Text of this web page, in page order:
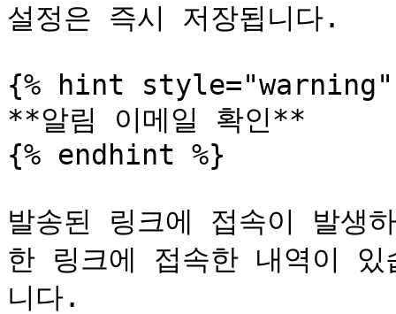
설정은 즉시 저장됩니다.
{% hint style="warning"
**알림 이메일 확인**
{% endhint %}
발송된 링크에 접속이 발생
한 링크에 접속한 내역이
니다.